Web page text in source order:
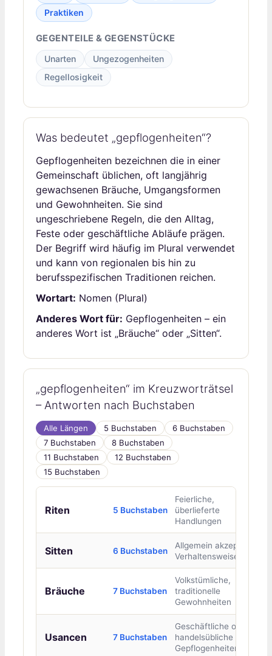
Praktiken
GEGENTEILE & GEGENSTÜCKE
Unarten
Ungezogenheiten
Regellosigkeit
Was bedeutet „gepflogenheiten“?
Gepflogenheiten bezeichnen die in einer
Gemeinschaft üblichen, oft langjährig
gewachsenen Bräuche, Umgangsformen
und Gewohnheiten. Sie sind
ungeschriebene Regeln, die den Alltag,
Feste oder geschäftliche Abläufe prägen.
Der Begriff wird häufig im Plural verwendet
und kann von regionalen bis hin zu
berufsspezifischen Traditionen reichen.
Wortart: Nomen (Plural)
Anderes Wort für: Gepflogenheiten – ein
anderes Wort ist „Bräuche“ oder „Sitten“.
„gepflogenheiten“ im Kreuzworträtsel
– Antworten nach Buchstaben
Alle Längen 5 Buchstaben
6 Buchstaben
7 Buchstaben
8 Buchstaben
11 Buchstaben
12 Buchstaben
15 Buchstaben
Riten 5 Buchstaben
Feierliche,
überlieferte
Handlungen
Sitten 6 Buchstaben
Allgemein akzeptierte
Verhaltensweisen
Bräuche 7 Buchstaben
Volkstümliche,
traditionelle
Gewohnheiten
Usancen 7 Buchstaben
Geschäftliche oder
handelsübliche
Gepflogenheiten